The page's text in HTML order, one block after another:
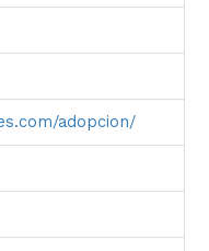
adopcion/